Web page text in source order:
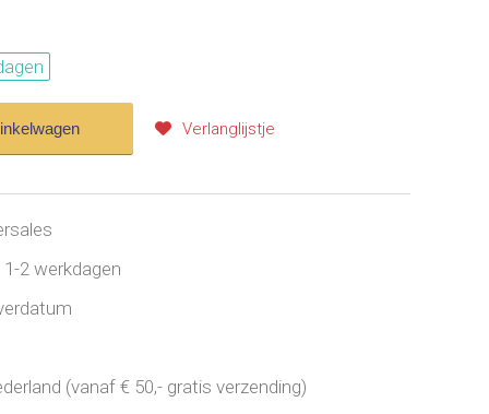
Verlanglijstje
2 werkdagen
(vanaf € 50,- gratis verzending)